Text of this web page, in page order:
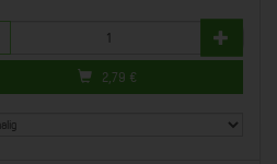
2,79 €